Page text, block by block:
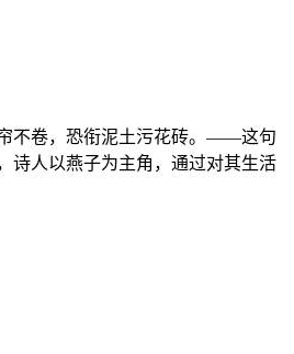
不卷，恐衔泥土污花砖。——这句
诗人以燕子为主角，通过对其生活